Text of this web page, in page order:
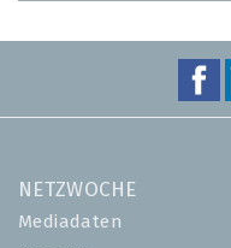
NETZWOCHE
Mediadaten